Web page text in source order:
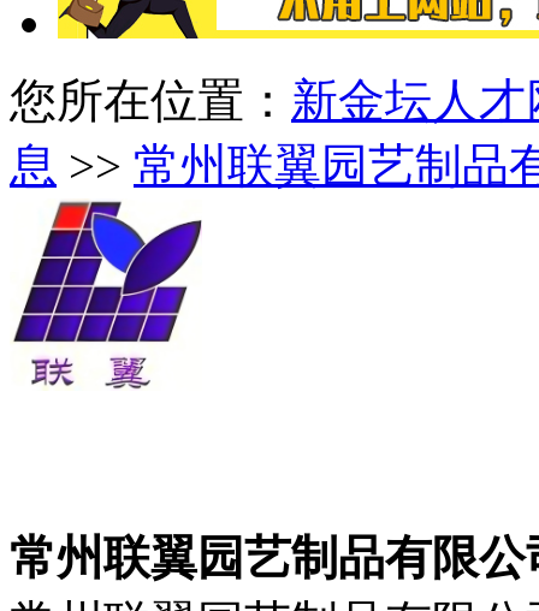
您所在位置： 新金坛人才
息 >> 常州联翼园艺制品
常州联翼园艺制品有限公